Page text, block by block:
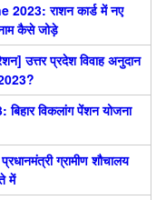
राशन कार्ड में नए
कैसे जोड़े
उत्तर प्रदेश विवाह अनुदान
विकलांग पेंशन योजना
ग्रामीण शौचालय
में